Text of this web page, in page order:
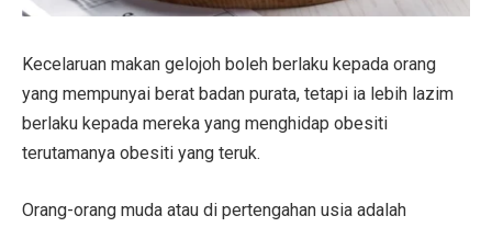
Kecelaruan makan gelojoh boleh berlaku kepada orang
yang mempunyai berat badan purata, tetapi ia lebih lazim
berlaku kepada mereka yang menghidap obesiti
terutamanya obesiti yang teruk.
Orang-orang muda atau di pertengahan usia adalah